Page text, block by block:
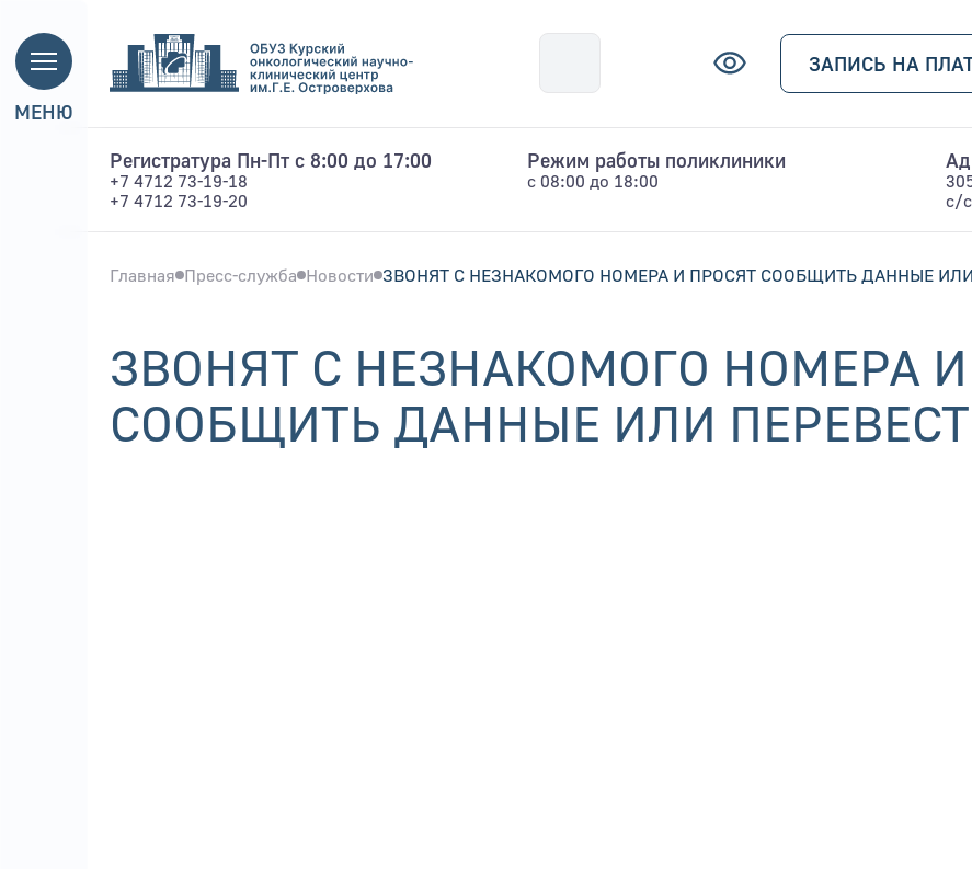
МЕНЮ
ЗАПИСЬ НА
Регистратура Пн-Пт с 8:00 до 17:00
+7 4712 73-19-18
+7 4712 73-19-20
Режим работы поликлиники
с 08:00 до 18:00
с/
Главная Пресс-служба Новости ЗВОНЯТ С НЕЗНАКОМОГО НОМЕРА И ПРОСЯТ СООБЩИТЬ ДАННЫЕ
ЗВОНЯТ С НЕЗНАКОМОГО НОМЕРА
СООБЩИТЬ ДАННЫЕ ИЛИ